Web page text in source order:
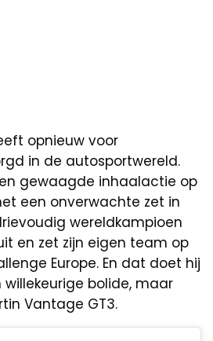
opnieuw voor
in de autosportwereld.
gewaagde inhaalactie op
een onverwachte zet in
wereldkampioen
en zet zijn eigen team op
Europe. En dat doet hij
bolide, maar
Vantage GT3.